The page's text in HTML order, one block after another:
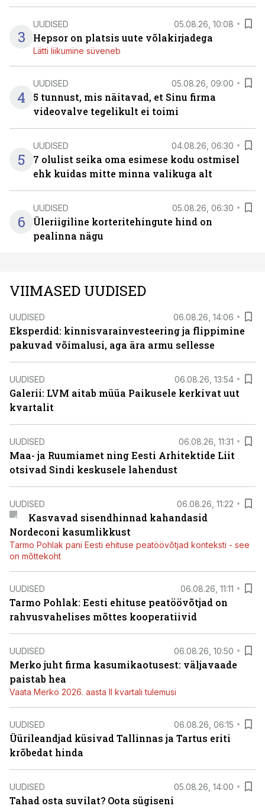
3
UUDISED 05.08.26, 10:08
Hepsor on platsis uute võlakirjadega
Lätti liikumine süveneb
4
UUDISED 05.08.26, 09:00
5 tunnust, mis näitavad, et Sinu firma
videovalve tegelikult ei toimi
5
UUDISED 04.08.26, 06:30
7 olulist seika oma esimese kodu ostmisel
ehk kuidas mitte minna valikuga alt
6
UUDISED 05.08.26, 06:30
Üleriigiline korteritehingute hind on
pealinna nägu
VIIMASED UUDISED
UUDISED 06.08.26, 14:06
Eksperdid: kinnisvarainvesteering ja flippimine
pakuvad võimalusi, aga ära armu sellesse
UUDISED 06.08.26, 13:54
Galerii: LVM aitab müüa Paikusele kerkivat uut
kvartalit
UUDISED 06.08.26, 11:31
Maa- ja Ruumiamet ning Eesti Arhitektide Liit
otsivad Sindi keskusele lahendust
UUDISED 06.08.26, 11:22
Kasvavad sisendhinnad kahandasid
Nordeconi kasumlikkust
Tarmo Pohlak pani Eesti ehituse peatöövõtjad konteksti - see
on mõttekoht
UUDISED 06.08.26, 11:11
Tarmo Pohlak: Eesti ehituse peatöövõtjad on
rahvusvahelises mõttes kooperatiivid
UUDISED 06.08.26, 10:50
Merko juht firma kasumikaotusest: väljavaade
paistab hea
Vaata Merko 2026. aasta II kvartali tulemusi
UUDISED 06.08.26, 06:15
Üürileandjad küsivad Tallinnas ja Tartus eriti
krõbedat hinda
UUDISED 05.08.26, 14:00
Tahad osta suvilat? Oota sügiseni